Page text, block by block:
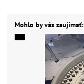
Mohlo by vás zaujímať: